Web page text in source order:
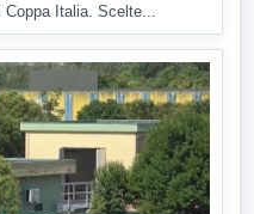
Italia. Scelte...